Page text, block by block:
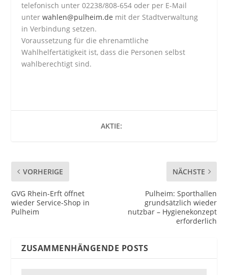
telefonisch unter 02238/808-654 oder per E-Mail
unterwahlen@pulheim.de mit der Stadtverwaltung
in Verbindung setzen.
Voraussetzung für die ehrenamtliche
Wahlhelfertätigkeit ist, dass die Personen selbst
wahlberechtigt sind.
AKTIE:
VORHERIGE
GVG Rhein-Erft öffnet
wieder Service-Shop in
Pulheim
NÄCHSTE
Pulheim: Sporthallen
grundsätzlich wieder
nutzbar – Hygienekonzept
erforderlich
ZUSAMMENHÄNGENDE POSTS